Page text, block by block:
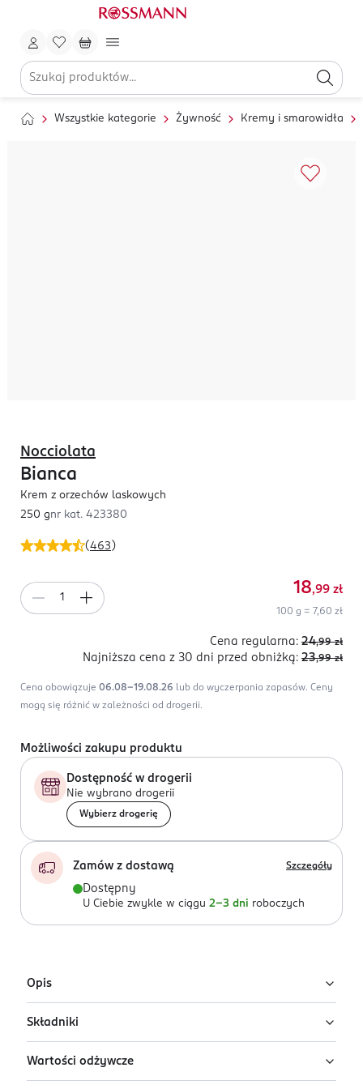
Wszystkie kategorie Żywność Kremy i smarowidła
(463 )
Nocciolata
Bianca
Krem z orzechów laskowych
250 gnr kat. 423380
18,99 zł
100 g = 7,60 zł
Cena regularna: 24,99 zł
Najniższa cena z 30 dni przed obniżką: 23,99 zł
Cena obowiązuje 06.08-19.08.26 lub do wyczerpania zapasów. Ceny
mogą się różnić w zależności od drogerii.
Możliwości zakupu produktu
Dostępność w drogerii
Nie wybrano drogerii
Wybierz drogerię
Zamów z dostawą Szczegóły
Dostępny
U Ciebie zwykle w ciągu 2-3 dni roboczych
Opis
Ekologiczny krem do smarowania z orzechów
laskowych.
Bez oleju palmowego.
Bezglutenowy.
Składniki
pasta zorzechów laskowych
nierafinowany*, odtłuszczonemlekow proszku*, olej
Wartości odżywcze